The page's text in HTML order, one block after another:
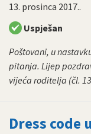
13. prosinca 2017..
Uspješan
Poštovani, u
pitanja. Lijep
vijeća roditelja (čl.
Dress code